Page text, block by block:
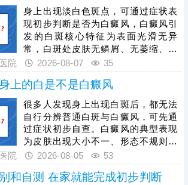
斑疾病混淆，需通过伍德灯、皮肤ct
等科学检查准确诊断，避免误诊。白
癜风危害极大，确诊后需抓紧治疗，
结合自身白斑面积、病程、肤质等具
体病情，制定个性化对症治疗方案。
身上出现淡白色斑点，可通过症状表
现初步判断是否为白癜风，白癜风引
发的白斑核心特征为表面光滑无异
常，白斑处皮肤无鳞屑、无萎缩、不
粗糙，触感与正常皮肤一致，且无瘙
痒、疼痛等不适感，同时，白癜风白
斑具备扩散性，初期多为淡白色、浅
粉色小点或小片斑，边界相对模糊，
仅凭肉眼观察存在误差，通过伍德
灯、皮肤ct等科学检查可更准确诊
断。若确诊为白癜风，需抓住发病初
期黄金治疗时期，此时黑色素细胞损
伤较轻，治疗难度更低、恢复效果更
好。
院 2026-08-07 35
上的白是不是白癜风
很多人发现身上出现白斑后，都无法
自行分辨普通白斑与白癜风，可先通
过症状初步自查。白癜风的典型表现
为皮肤出现大小不一、形态不规则的
白色斑块，白斑表面光滑无鳞屑、无
渐扩散，可出现在身体任何部位，单
院 2026-08-05 53
和自测 在家就能完成初步判断